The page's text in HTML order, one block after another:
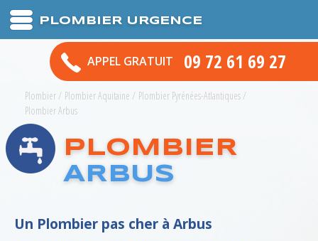
PLOMBIER URGENCE
APPEL GRATUIT 09 72 61 69 27
Plombier/ Plombier Aquitaine / Plombier Pyrénées-Atlantiques/
Plombier Arbus
PLOMBIER
ARBUS
Un Plombier pas cher à Arbus